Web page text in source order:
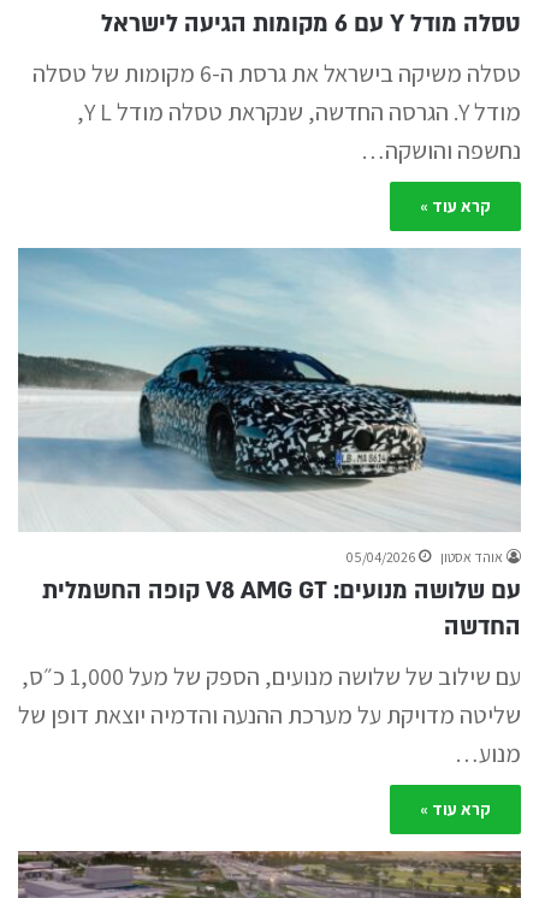
טסלה מודל Y עם 6 מקומות הגיעה לישראל
טסלה משיקה בישראל את גרסת ה-6 מקומות של טסלה
מודל Y. הגרסה החדשה, שנקראת טסלה מודל Y L,
נחשפה והושקה…
קרא עוד »
אוהד אסטון 05/04/2026
עם שלושה מנועים: V8 AMG GT קופה החשמלית
החדשה
עם שילוב של שלושה מנועים, הספק של מעל 1,000 כ״ס,
שליטה מדויקת על מערכת ההנעה והדמיה יוצאת דופן של
מנוע…
קרא עוד »